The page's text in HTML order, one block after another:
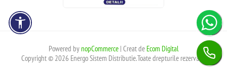
Powered bynopCommerce| Creat de Ecom Digital
Copyright © 2026 Energo Sistem Distributie.Toate drepturile rezervate.